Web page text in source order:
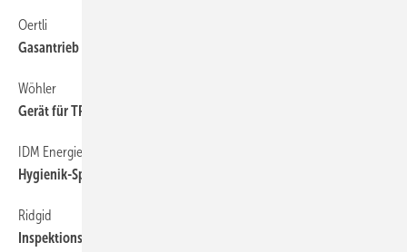
Oertli
Gasantrieb erzeugt Absorptionswärme
Wöhler
Gerät für TRGI-Messungen
IDM Energiesysteme
Hygienik-Speicher mit Solareinbindung
Ridgid
Inspektionssystem für kleinere Rohrdurchmesser